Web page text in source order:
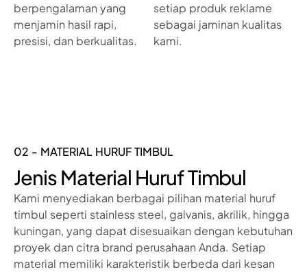
berpengalaman yang
menjamin hasil rapi,
presisi, dan berkualitas.
setiap produk reklame
sebagai jaminan kualitas
kami.
02 - MATERIAL HURUF TIMBUL
Jenis Material Huruf Timbul
Kami menyediakan berbagai pilihan material huruf
timbul seperti stainless steel, galvanis, akrilik, hingga
kuningan, yang dapat disesuaikan dengan kebutuhan
proyek dan citra brand perusahaan Anda. Setiap
material memiliki karakteristik berbeda dari kesan